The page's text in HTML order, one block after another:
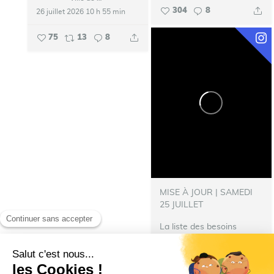
304 8
26 juillet 2026 10 h 55 min
75 13 8
MISE À JOUR | SAMEDI
25 JUILLET
La liste des besoins
s’allonge !
besoin de nourriture pour
les repas des pompiers